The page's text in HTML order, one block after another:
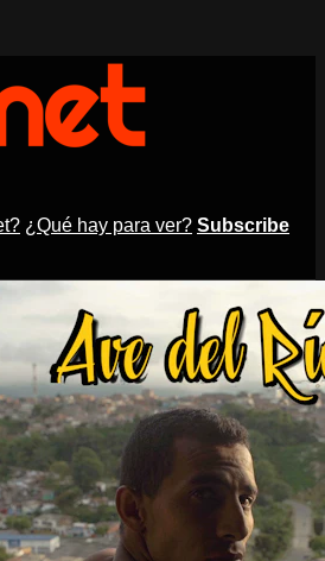
¿Qué hay para ver? Subscribe